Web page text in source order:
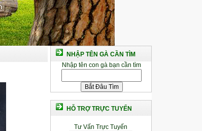
NHẬP TÊN GÀ CẦN TÌM
Nhập tên con gà bạn cần tìm
HỖ TRỢ TRỰC TUYẾN
Tư Vấn Trực Tuyến